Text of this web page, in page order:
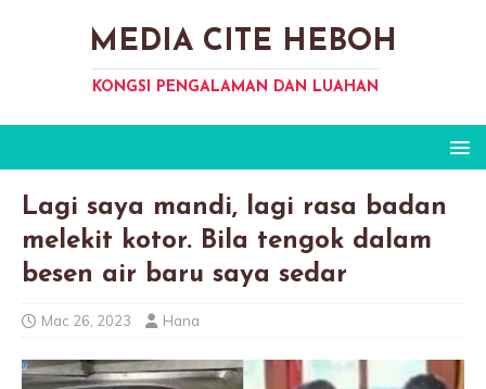
MEDIA CITE HEBOH
KONGSI PENGALAMAN DAN LUAHAN
Lagi saya mandi, lagi rasa badan
melekit kotor. Bila tengok dalam
besen air baru saya sedar
Mac 26, 2023 Hana